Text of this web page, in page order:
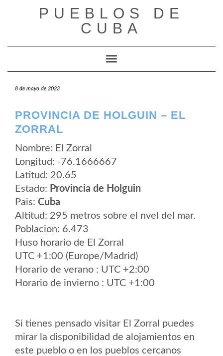
PUEBLOS DE
CUBA
Cambiar modo de navegación
8 de mayo de 2023
PROVINCIA DE HOLGUIN – EL
ZORRAL
Nombre: El Zorral
Longitud: -76.1666667
Latitud: 20.65
Estado: Provincia de Holguin
Pais: Cuba
Altitud: 295 metros sobre el nvel del mar.
Poblacion: 6.473
Huso horario de El Zorral
UTC +1:00 (Europe/Madrid)
Horario de verano : UTC +2:00
Horario de invierno : UTC +1:00
Si tienes pensado visitar El Zorral puedes
mirar la disponibilidad de alojamientos en
este pueblo o en los pueblos cercanos